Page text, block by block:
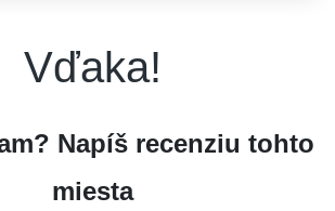
Vďaka!
Napíš recenziu tohto
miesta